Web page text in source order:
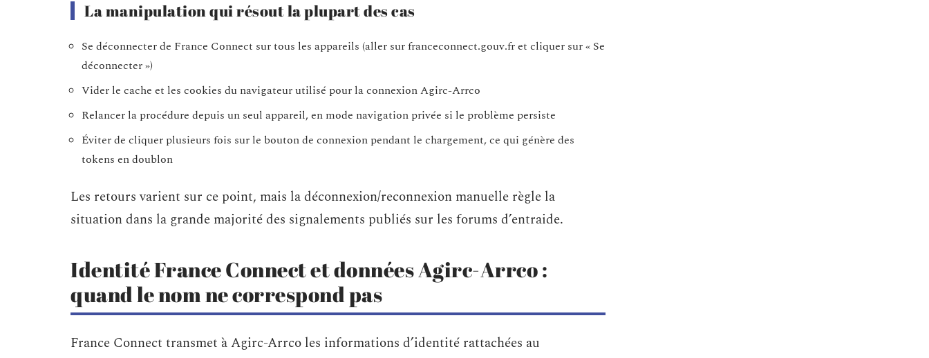
La manipulation qui résout la plupart des cas
Se déconnecter de France Connect sur tous les appareils (aller sur franceconnect.gouv.fr et cliquer sur « Se
déconnecter »)
Vider le cache et les cookies du navigateur utilisé pour la connexion Agirc-Arrco
Relancer la procédure depuis un seul appareil, en mode navigation privée si le problème persiste
Éviter de cliquer plusieurs fois sur le bouton de connexion pendant le chargement, ce qui génère des
tokens en doublon
Les retours varient sur ce point, mais la déconnexion/reconnexion manuelle règle la
situation dans la grande majorité des signalements publiés sur les forums d’entraide.
Identité France Connect et données Agirc-Arrco :
quand le nom ne correspond pas
France Connect transmet à Agirc-Arrco les informations d’identité rattachées au